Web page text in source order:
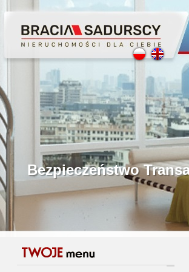
Profesjonalne
Bezpieczeństwo
Licencjonowani
Gwarancja Zwrotu